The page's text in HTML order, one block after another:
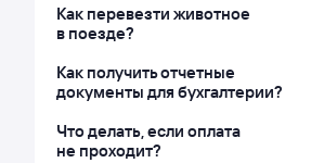
Как перевезти животное
в поезде?
Как получить отчетные
документы для бухгалтерии?
Что делать, если оплата
не проходит?